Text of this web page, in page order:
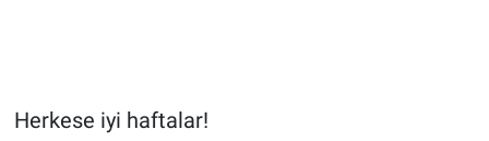
Herkese iyi haftalar!